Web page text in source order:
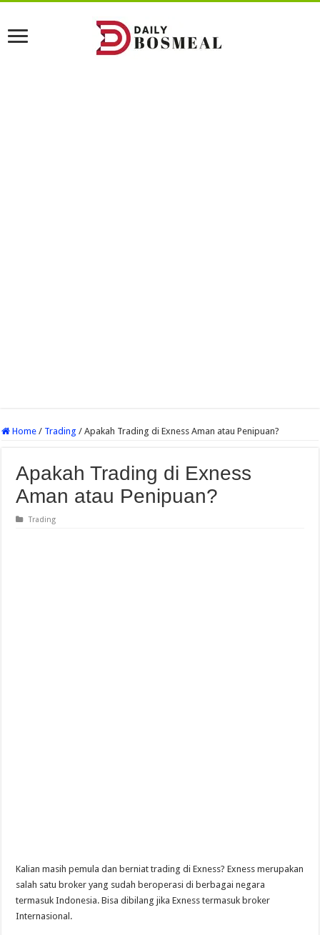
Home / Trading / Apakah Trading di Exness Aman atau Penipuan?
Apakah Trading di Exness
Aman atau Penipuan?
Trading
Kalian masih pemula dan berniat trading di Exness? Exness merupakan
salah satu broker yang sudah beroperasi di berbagai negara
termasuk Indonesia. Bisa dibilang jika Exness termasuk broker
Internasional.